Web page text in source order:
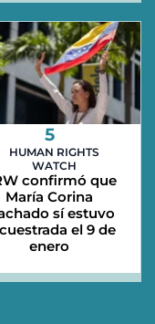
5
HUMAN RIGHTS
WATCH
confirmó que
María Corina
sí estuvo
el 9 de
enero